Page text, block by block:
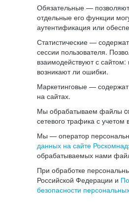
Обязательные —
отдельные его функции
аутентификация или
Статистические —
сессии пользователя.
взаимодействуют с
возникают ли ошибки.
Маркетинговые —
на сайтах.
Мы обрабатываем файлы
сетевого трафика с
Мы — оператор
данных на сайте
обрабатываемых нами
При обработке
Российской Федерации и
безопасности